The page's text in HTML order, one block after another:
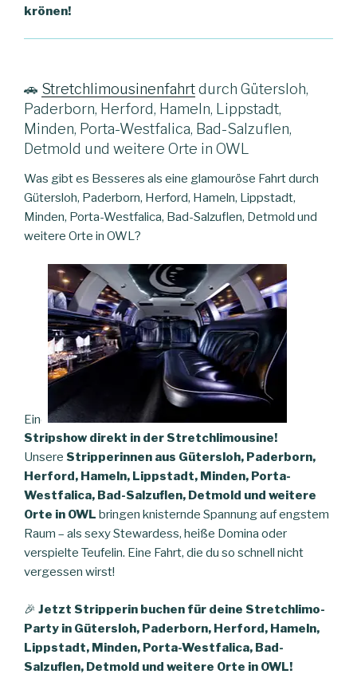
krönen!
🚗 Stretchlimousinenfahrtdurch Gütersloh,
Paderborn, Herford, Hameln, Lippstadt,
Minden, Porta-Westfalica, Bad-Salzuflen,
Detmold und weitere Orte in OWL
Was gibt es Besseres als eine glamouröse Fahrt durch
Gütersloh, Paderborn, Herford, Hameln, Lippstadt,
Minden, Porta-Westfalica, Bad-Salzuflen, Detmold und
weitere Orte in OWL?
Eine
Stripshow direkt in der Stretchlimousine!
Unsere Stripperinnen aus Gütersloh, Paderborn,
Herford, Hameln, Lippstadt, Minden, Porta-
Westfalica, Bad-Salzuflen, Detmold und weitere
Orte in OWL bringen knisternde Spannung auf engstem
Raum – als sexy Stewardess, heiße Domina oder
verspielte Teufelin. Eine Fahrt, die du so schnell nicht
vergessen wirst!
🎉 Jetzt Stripperin buchen für deine Stretchlimo-
Party in Gütersloh, Paderborn, Herford, Hameln,
Lippstadt, Minden, Porta-Westfalica, Bad-
Salzuflen, Detmold und weitere Orte in OWL!